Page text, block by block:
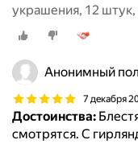
украшения, 12
Анонимный
7 декабря
Достоинства:
смотрятся. С